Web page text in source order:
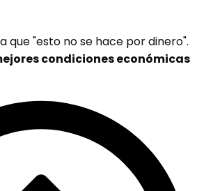
que "esto no se hace por dinero".
condiciones económicas